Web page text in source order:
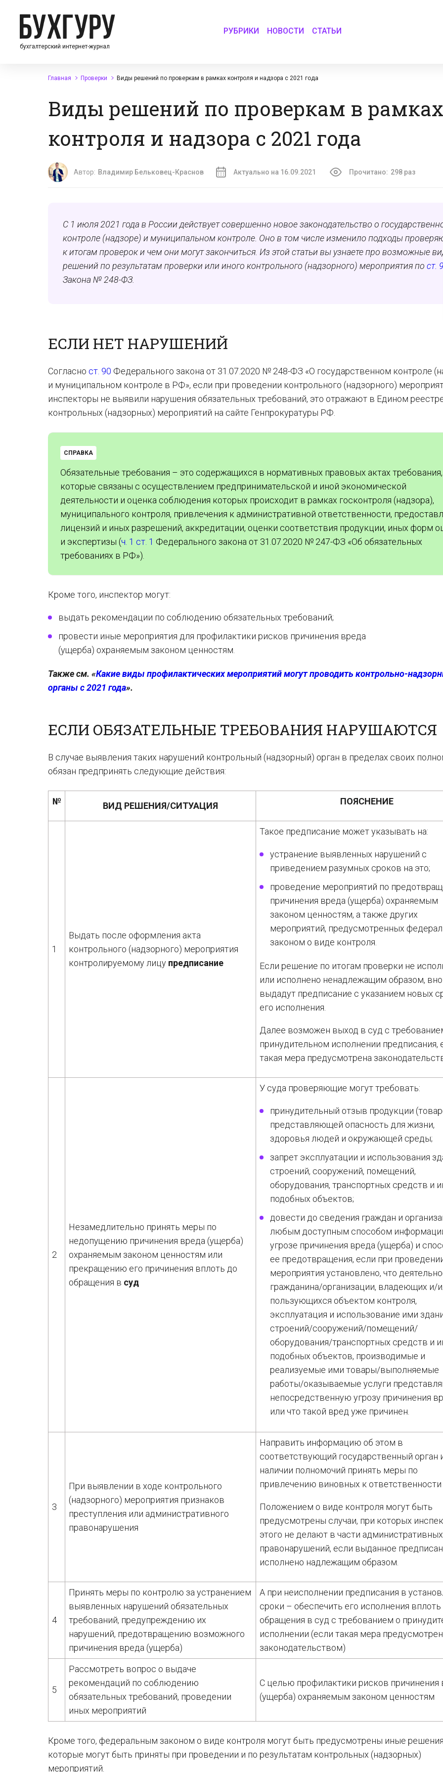
бухгалтерский интернет-журнал
РУБРИКИ НОВОСТИ СТАТЬИ
Главная Проверки Виды решений по проверкам в рамках контроля и надзора с 2021 года
Виды решений по проверкам в рамках
контроля и надзора с 2021 года
Автор: Владимир Бельковец-Краснов Актуально на 16.09.2021 Прочитано: 298 раз
С 1 июля 2021 года в России действует совершенно новое законодательство о
контроле (надзоре) и муниципальном контроле. Оно в том числе изменило подходы
к итогам проверок и чем они могут закончиться. Из этой статьи вы узнаете про возможные
решений по результатам проверки или иного контрольного (надзорного) мероприятия по ст.
Закона № 248-ФЗ.
ЕСЛИ НЕТ НАРУШЕНИЙ
Согласно ст. 90 Федерального закона от 31.07.2020 № 248-ФЗ «О государственном контроле
и муниципальном контроле в РФ», если при проведении контрольного (надзорного)
инспекторы не выявили нарушения обязательных требований, это отражают в Едином
контрольных (надзорных) мероприятий на сайте Генпрокуратуры РФ.
СПРАВКА
Обязательные требования – это содержащихся в нормативных правовых актах требования,
которые связаны с осуществлением предпринимательской и иной экономической
деятельности и оценка соблюдения которых происходит в рамках госконтроля (надзора),
муниципального контроля, привлечения к административной ответственности,
лицензий и иных разрешений, аккредитации, оценки соответствия продукции, иных форм
и экспертизы (ч. 1 ст. 1 Федерального закона от 31.07.2020 № 247-ФЗ «Об обязательных
требованиях в РФ»).
Кроме того, инспектор могут:
выдать рекомендации по соблюдению обязательных требований;
провести иные мероприятия для профилактики рисков причинения вреда
(ущерба) охраняемым законом ценностям.
Также см. «Какие виды профилактических мероприятий могут проводить контрольно-
органы с 2021 года».
ЕСЛИ ОБЯЗАТЕЛЬНЫЕ ТРЕБОВАНИЯ НАРУШАЮТСЯ
В случае выявления таких нарушений контрольный (надзорный) орган в пределах своих
обязан предпринять следующие действия:
№ ВИД РЕШЕНИЯ/СИТУАЦИЯ ПОЯСНЕНИЕ
1
Выдать после оформления акта
контрольного (надзорного) мероприятия
контролируемому лицу предписание
Такое предписание может указывать на:
устранение выявленных нарушений с
приведением разумных сроков на это;
проведение мероприятий по
причинения вреда (ущерба) охраняемым
законом ценностям, а также других
мероприятий, предусмотренных
законом о виде контроля.
Если решение по итогам проверки не
или исполнено ненадлежащим образом,
выдадут предписание с указанием новых
его исполнения.
Далее возможен выход в суд с
принудительном исполнении предписания,
такая мера предусмотрена
2
Незамедлительно принять меры по
недопущению причинения вреда (ущерба)
охраняемым законом ценностям или
прекращению его причинения вплоть до
обращения в суд
У суда проверяющие могут требовать:
принудительный отзыв продукции
представляющей опасность для жизни,
здоровья людей и окружающей среды;
запрет эксплуатации и использования
строений, сооружений, помещений,
оборудования, транспортных средств и
подобных объектов;
довести до сведения граждан и
любым доступным способом
угрозе причинения вреда (ущерба) и
ее предотвращения, если при
мероприятия установлено, что
гражданина/организации, владеющих и/
пользующихся объектом контроля,
эксплуатация и использование ими
строений/сооружений/помещений/
оборудования/транспортных средств и
подобных объектов, производимые и
реализуемые ими товары/выполняемые
работы/оказываемые услуги
непосредственную угрозу причинения
или что такой вред уже причинен.
3
При выявлении в ходе контрольного
(надзорного) мероприятия признаков
преступления или административного
правонарушения
Направить информацию об этом в
соответствующий государственный орган
наличии полномочий принять меры по
привлечению виновных к ответственности
Положением о виде контроля могут быть
предусмотрены случаи, при которых
этого не делают в части административных
правонарушений, если выданное
исполнено надлежащим образом.
4
Принять меры по контролю за устранением
выявленных нарушений обязательных
требований, предупреждению их
нарушений, предотвращению возможного
причинения вреда (ущерба)
А при неисполнении предписания в
сроки – обеспечить его исполнения вплоть
обращения в суд с требованием о
исполнении (если такая мера
законодательством)
5
Рассмотреть вопрос о выдаче
рекомендаций по соблюдению
обязательных требований, проведении
иных мероприятий
С целью профилактики рисков причинения
(ущерба) охраняемым законом ценностям
Кроме того, федеральным законом о виде контроля могут быть предусмотрены иные
которые могут быть приняты при проведении и по результатам контрольных (надзорных)
мероприятий.